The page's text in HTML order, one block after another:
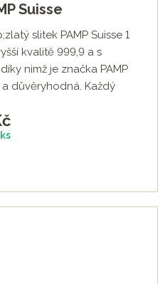
Suisse
slitek PAMP Suisse 1
kvalitě 999,9 a s
nimž je značka PAMP
důvěryhodná. Každý